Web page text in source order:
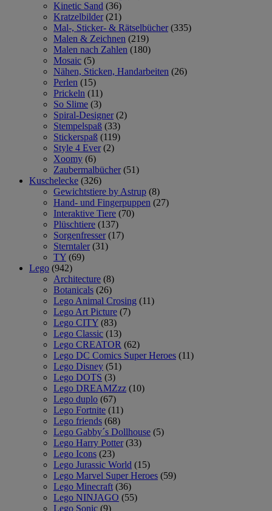
Kinetic Sand (36)
Kratzelbilder (21)
Mal-, Sticker- & Rätselbücher (335)
Malen & Zeichnen (219)
Malen nach Zahlen (180)
Mosaic (5)
Nähen, Sticken, Handarbeiten (26)
Perlen (15)
Prickeln (11)
So Slime (3)
Spiral-Designer (2)
Stempelspaß (33)
Stickerspaß (119)
Style 4 Ever (2)
Xoomy (6)
Zaubermalbücher (51)
Kuschelecke (326)
Gewichtstiere by Astrup (8)
Hand- und Fingerpuppen (27)
Interaktive Tiere (70)
Plüschtiere (137)
Sorgenfresser (17)
Sterntaler (31)
TY (69)
Lego (942)
Architecture (8)
Botanicals (26)
Lego Animal Crosing (11)
Lego Art Picture (7)
Lego CITY (83)
Lego Classic (13)
Lego CREATOR (62)
Lego DC Comics Super Heroes (11)
Lego Disney (51)
Lego DOTS (3)
Lego DREAMZzz (10)
Lego duplo (67)
Lego Fortnite (11)
Lego friends (68)
Lego Gabby´s Dollhouse (5)
Lego Harry Potter (33)
Lego Icons (23)
Lego Jurassic World (15)
Lego Marvel Super Heroes (59)
Lego Minecraft (36)
Lego NINJAGO (55)
Lego Sonic (9)